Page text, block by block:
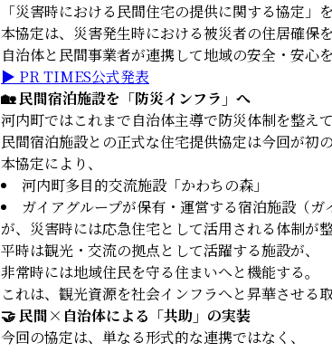
「災害時における民間住宅の提供に関する協定」
本協定は、災害発生時における被災者の住居確保
自治体と民間事業者が連携して地域の安全・安心
▶ PR TIMES公式発表
🏡 民間宿泊施設を「防災インフラ」へ
河内町ではこれまで自治体主導で防災体制を整えて
民間宿泊施設との正式な住宅提供協定は今回が初
本協定により、
河内町多目的交流施設「かわちの森」
ガイアグループが保有・運営する宿泊施設（ガ
が、災害時には応急住宅として活用される体制が整
平時は観光・交流の拠点として活躍する施設が、
非常時には地域住民を守る住まいへと機能する。
これは、観光資源を社会インフラへと昇華させる
🤝 民間×自治体による「共助」の実装
今回の協定は、単なる形式的な連携ではなく、